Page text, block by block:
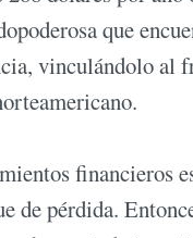
que
vinculándolo
financieros
de pérdida.